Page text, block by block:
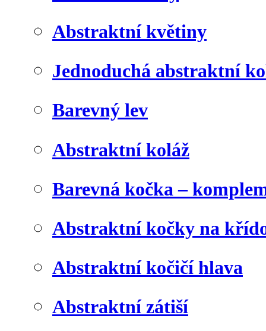
Abstraktní květiny
Jednoduchá abstraktní
Barevný lev
Abstraktní koláž
Barevná kočka –
Abstraktní kočky na
Abstraktní kočičí hlava
Abstraktní zátiší